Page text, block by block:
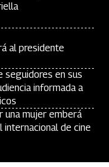
al presidente
seguidores en sus
informada a
mujer emberá
de cine